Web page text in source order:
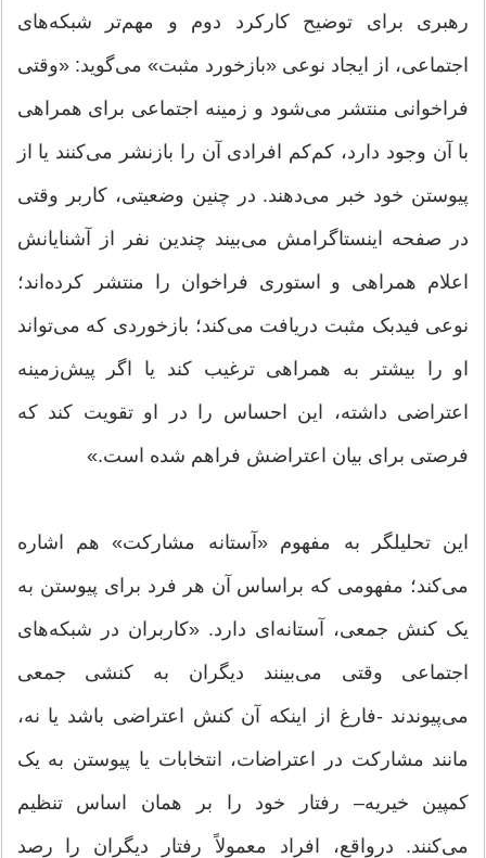
رهبری برای توضیح کارکرد دوم و مهم‌تر شبکه‌های
اجتماعی، از ایجاد نوعی «بازخورد مثبت» می‌گوید: «وقتی
فراخوانی منتشر می‌شود و زمینه اجتماعی برای همراهی
با آن وجود دارد، کم‌کم افرادی آن را بازنشر می‌کنند یا از
پیوستن خود خبر می‌دهند. در چنین وضعیتی، کاربر وقتی
در صفحه اینستاگرامش می‌بیند چندین نفر از آشنایانش
اعلام همراهی و استوری فراخوان را منتشر کرده‌اند؛
نوعی فیدبک مثبت دریافت می‌کند؛ بازخوردی که می‌تواند
او را بیشتر به همراهی ترغیب کند یا اگر پیش‌زمینه
اعتراضی داشته، این احساس را در او تقویت کند که
فرصتی برای بیان اعتراضش فراهم شده است.»
این تحلیلگر به مفهوم «آستانه مشارکت» هم اشاره
می‌کند؛ مفهومی که براساس آن هر فرد برای پیوستن به
یک کنش جمعی، آستانه‌ای دارد. «کاربران در شبکه‌های
اجتماعی وقتی می‌بینند دیگران به کنشی جمعی
می‌پیوندند -فارغ از اینکه آن کنش اعتراضی باشد یا نه،
مانند مشارکت در اعتراضات، انتخابات یا پیوستن به یک
کمپین خیریه– رفتار خود را بر همان اساس تنظیم
می‌کنند. درواقع، افراد معمولاً رفتار دیگران را رصد